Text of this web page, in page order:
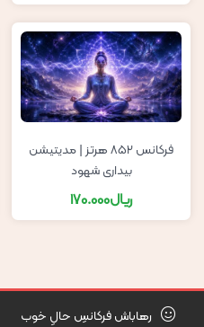
فرکانس 852 هرتز | مدیتیشن
بیداری شهود
ریال170.000
رهاباش فرکانسِ حالِ خوب